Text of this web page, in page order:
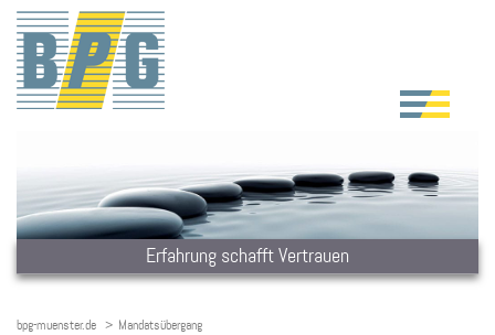
Erfahrung schafft Vertrauen
bpg-muenster.de Mandatsübergang